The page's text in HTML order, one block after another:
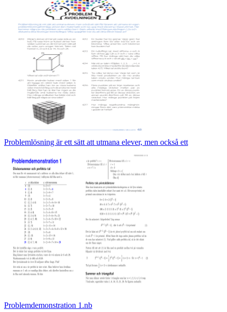
Problemlösning är ett sätt att utmana elever, men också ett
Problemdemonstration 1.nb